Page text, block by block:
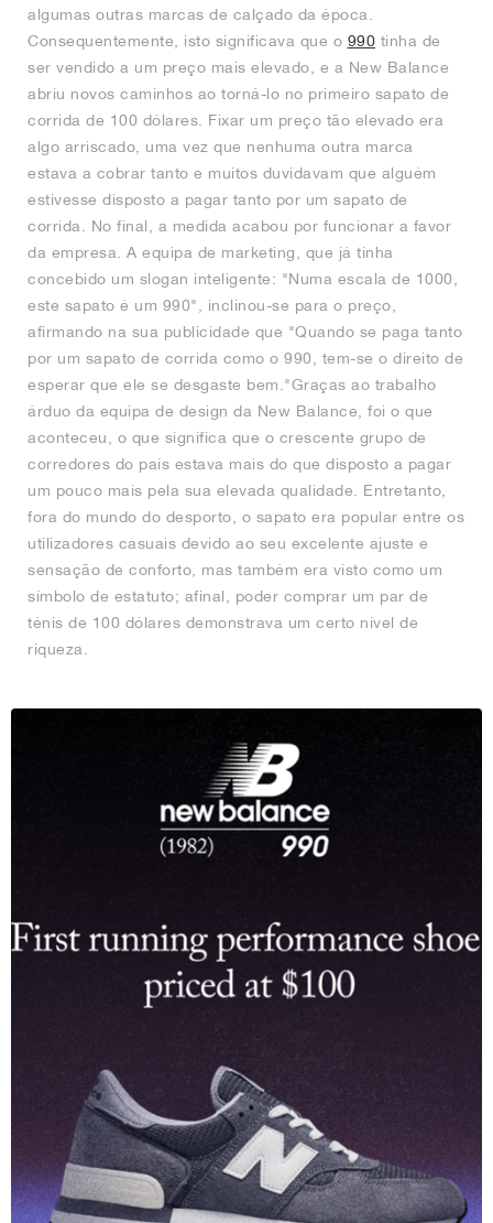
algumas outras marcas de calçado da época.
Consequentemente, isto significava que o 990 tinha de
ser vendido a um preço mais elevado, e a New Balance
abriu novos caminhos ao torná-lo no primeiro sapato de
corrida de 100 dólares. Fixar um preço tão elevado era
algo arriscado, uma vez que nenhuma outra marca
estava a cobrar tanto e muitos duvidavam que alguém
estivesse disposto a pagar tanto por um sapato de
corrida. No final, a medida acabou por funcionar a favor
da empresa. A equipa de marketing, que já tinha
concebido um slogan inteligente: "Numa escala de 1000,
este sapato é um 990", inclinou-se para o preço,
afirmando na sua publicidade que "Quando se paga tanto
por um sapato de corrida como o 990, tem-se o direito de
esperar que ele se desgaste bem."Graças ao trabalho
árduo da equipa de design da New Balance, foi o que
aconteceu, o que significa que o crescente grupo de
corredores do país estava mais do que disposto a pagar
um pouco mais pela sua elevada qualidade. Entretanto,
fora do mundo do desporto, o sapato era popular entre os
utilizadores casuais devido ao seu excelente ajuste e
sensação de conforto, mas também era visto como um
símbolo de estatuto; afinal, poder comprar um par de
ténis de 100 dólares demonstrava um certo nível de
riqueza.